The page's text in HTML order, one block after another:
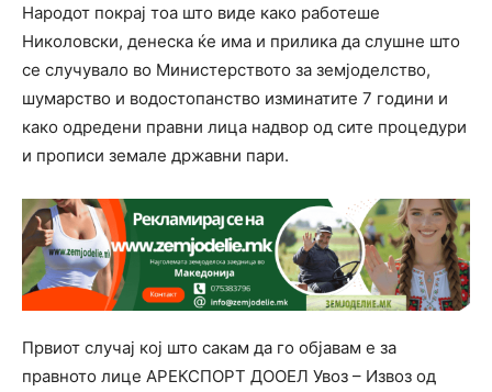
Народот покрај тоа што виде како работеше
Николовски, денеска ќе има и прилика да слушне што
се случувало во Министерството за земјоделство,
шумарство и водостопанство изминатите 7 години и
како одредени правни лица надвор од сите процедури
и прописи земале државни пари.
Првиот случај кој што сакам да го објавам е за
правното лице АРЕКСПОРТ ДООЕЛ Увоз – Извоз од